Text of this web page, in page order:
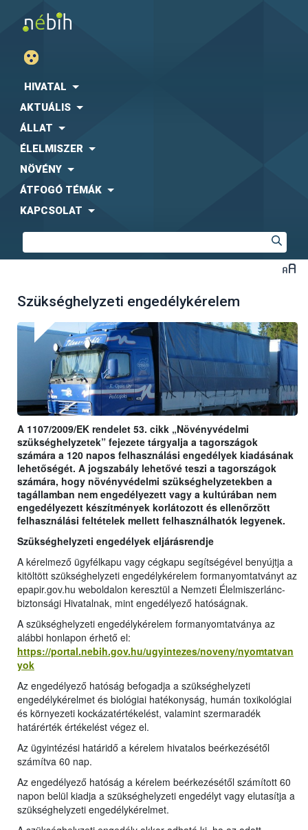
HIVATAL
AKTUÁLIS
ÁLLAT
ÉLELMISZER
NÖVÉNY
ÁTFOGÓ TÉMÁK
KAPCSOLAT
Szükséghelyzeti engedélykérelem
A 1107/2009/EK rendelet 53. cikk „Növényvédelmi
szükséghelyzetek” fejezete tárgyalja a tagországok
számára a 120 napos felhasználási engedélyek kiadásának
lehetőségét. A jogszabály lehetővé teszi a tagországok
számára, hogy növényvédelmi szükséghelyzetekben a
tagállamban nem engedélyezett vagy a kultúrában nem
engedélyezett készítmények korlátozott és ellenőrzött
felhasználási feltételek mellett felhasználhatók legyenek.
Szükséghelyzeti engedélyek eljárásrendje
A kérelmező ügyfélkapu vagy cégkapu segítségével benyújtja a
kitöltött szükséghelyzeti engedélykérelem formanyomtatványt az
epapir.gov.hu weboldalon keresztül a Nemzeti Élelmiszerlánc-
biztonsági Hivatalnak, mint engedélyező hatóságnak.
A szükséghelyzeti engedélykérelem formanyomtatványa az
alábbi honlapon érhető el:
https://portal.nebih.gov.hu/ugyintezes/noveny/nyomtatvan
yok
Az engedélyező hatóság befogadja a szükséghelyzeti
engedélykérelmet és biológiai hatékonyság, humán toxikológiai
és környezeti kockázatértékelést, valamint szermaradék
határérték értékelést végez el.
Az ügyintézési határidő a kérelem hivatalos beérkezésétől
számítva 60 nap.
Az engedélyező hatóság a kérelem beérkezésétől számított 60
napon belül kiadja a szükséghelyzeti engedélyt vagy elutasítja a
szükséghelyzeti engedélykérelmet.